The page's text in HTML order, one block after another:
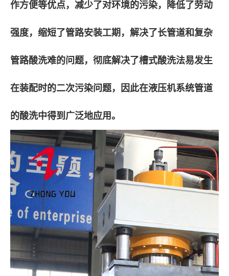
作方便等优点，减少了对环境的污染，降低了劳动
强度，缩短了管路安装工期，解决了长管道和复杂
管路酸洗难的问题，彻底解决了槽式酸洗法易发生
在装配时的二次污染问题，因此在液压机系统管道
的酸洗中得到广泛地应用。